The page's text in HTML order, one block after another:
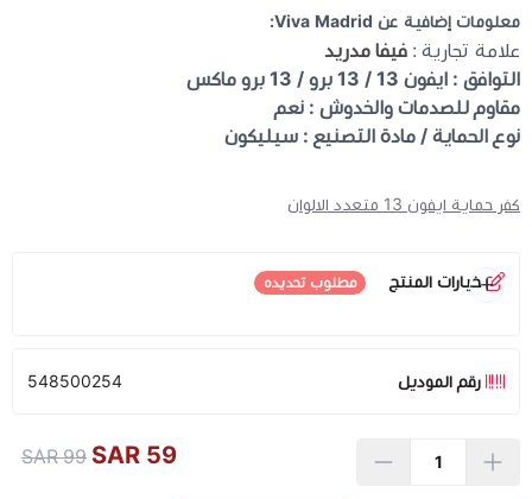
معلومات إضافية عن Viva Madrid:
علامة تجارية : فيفا مدريد
التوافق : ايفون 13 / 13 برو / 13 برو ماكس
مقاوم للصدمات والخدوش : نعم
نوع الحماية / مادة التصنيع : سيليكون
كفر حماية ايفون 13 متعدد الالوان
خيارات المنتج مطلوب تحديده
رقم الموديل 548500254
59 SAR
99 SAR